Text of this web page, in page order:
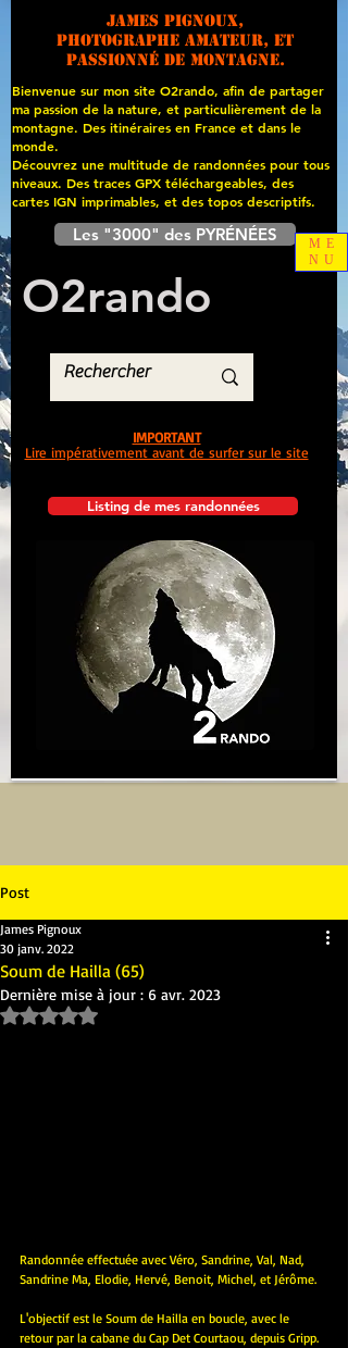
James PIGNOUX,
photographe amateur, et
passionné de montagne.
Bienvenue sur mon site O2rando, afin de partager
ma passion de la nature, et particulièrement de la
montagne. Des itinéraires en France et dans le
monde.
Découvrez une multitude de randonnées pour tous
niveaux. Des traces GPX téléchargeables, des
cartes IGN imprimables, et des topos descriptifs.
Les "3000" des PYRÉNÉES
O2rando
Listing de mes randonnées
IMPORTANT
Lire impérativement avant de surfer sur le site
ME
NU
Post
Soum de Hailla (65)
James Pignoux
30 janv. 2022
Dernière mise à jour : 6 avr. 2023
Noté NaN étoiles sur 5.
Randonnée effectuée avec Véro, Sandrine, Val, Nad,
Sandrine Ma, Elodie, Hervé, Benoit, Michel, et Jérôme.
L'objectif est le Soum de Hailla en boucle, avec le
retour par la cabane du Cap Det Courtaou, depuis Gripp.